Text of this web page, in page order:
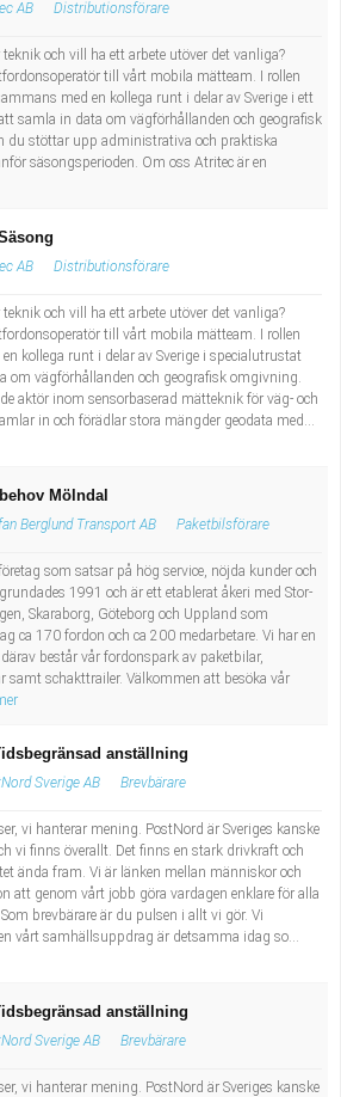
AB Distributionsförare
och vill ha ett arbete utöver det vanliga?
till vårt mobila mätteam. I rollen
med en kollega runt i delar av Sverige i ett
samla in data om vägförhållanden och geografisk
stöttar upp administrativa och praktiska
säsongsperioden. Om oss Atritec är en
AB Distributionsförare
och vill ha ett arbete utöver det vanliga?
till vårt mobila mätteam. I rollen
kollega runt i delar av Sverige i specialutrustat
om vägförhållanden och geografisk omgivning.
aktör inom sensorbaserad mätteknik för väg- och
in och förädlar stora mängder geodata med...
Mölndal
Berglund Transport AB Paketbilsförare
som satsar på hög service, nöjda kunder och
1991 och är ett etablerat åkeri med Stor-
Skaraborg, Göteborg och Uppland som
ca 170 fordon och ca 200 medarbetare. Vi har en
består vår fordonspark av paketbilar,
schakttrailer. Välkommen att besöka vår
anställning
Sverige AB Brevbärare
vi hanterar mening. PostNord är Sveriges kanske
vi finns överallt. Det finns en stark drivkraft och
ända fram. Vi är länken mellan människor och
att genom vårt jobb göra vardagen enklare för alla
brevbärare är du pulsen i allt vi gör. Vi
vårt samhällsuppdrag är detsamma idag so...
anställning
Sverige AB Brevbärare
vi hanterar mening. PostNord är Sveriges kanske